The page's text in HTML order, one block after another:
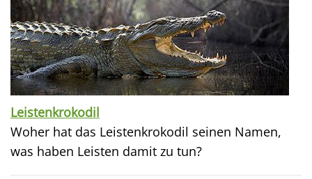
Leistenkrokodil
Woher hat das Leistenkrokodil seinen Namen,
was haben Leisten damit zu tun?